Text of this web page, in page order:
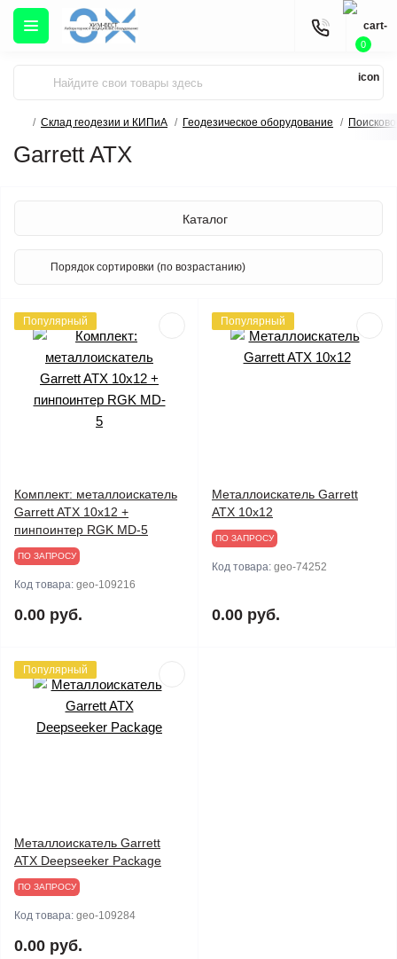
0
Склад геодезии и КИПиА Геодезическое оборудование
Garrett ATX
Каталог
Популярный
Комплект: металлоискатель
Garrett ATX 10x12 +
пинпоинтер RGK MD-5
ПО ЗАПРОСУ
Код товара: geo-109216
0.00 руб.
Популярный
Металлоискатель Garrett
ATX 10x12
ПО ЗАПРОСУ
Код товара: geo-74252
0.00 руб.
Популярный
Металлоискатель Garrett
ATX Deepseeker Package
ПО ЗАПРОСУ
Код товара: geo-109284
0.00 руб.